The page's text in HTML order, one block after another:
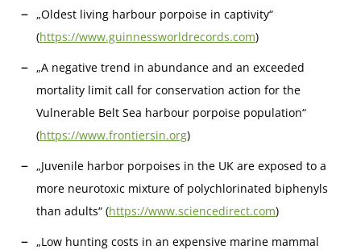
„Oldest living harbour porpoise in captivity“
(https://www.guinnessworldrecords.com)
„A negative trend in abundance and an exceeded
mortality limit call for conservation action for the
Vulnerable Belt Sea harbour porpoise population“
(https://www.frontiersin.org)
„Juvenile harbor porpoises in the UK are exposed to a
more neurotoxic mixture of polychlorinated biphenyls
than adults“ (https://www.sciencedirect.com)
„Low hunting costs in an expensive marine mammal